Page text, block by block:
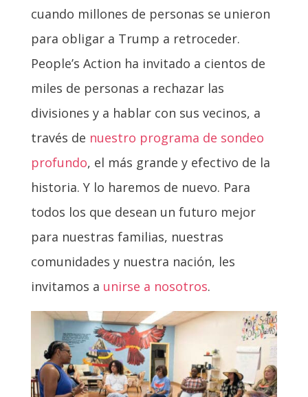
cuando millones de personas se unieron
para obligar a Trump a retroceder.
People’s Action ha invitado a cientos de
miles de personas a rechazar las
divisiones y a hablar con sus vecinos, a
través de nuestro programa de sondeo
profundo, el más grande y efectivo de la
historia. Y lo haremos de nuevo. Para
todos los que desean un futuro mejor
para nuestras familias, nuestras
comunidades y nuestra nación, les
invitamos a unirse a nosotros.